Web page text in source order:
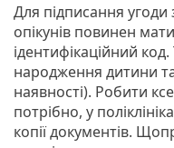
Для підписання угоди
опікунів повинен
ідентифікаційний
народження дитини
наявності). Робити
потрібно, у
копії документів.